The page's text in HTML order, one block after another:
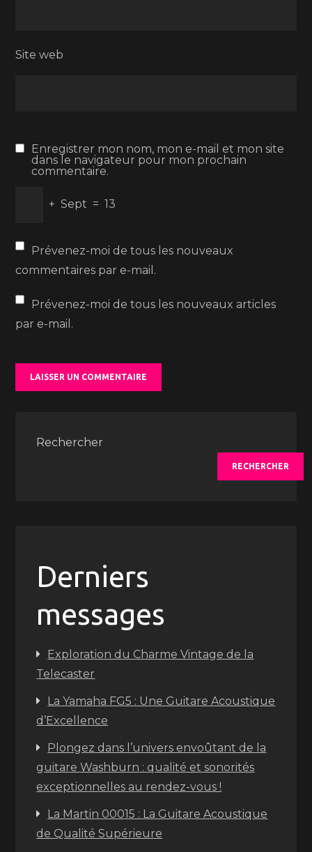
Site web
Enregistrer mon nom, mon e-mail et mon site
dans le navigateur pour mon prochain
commentaire.
+ Sept = 13
Prévenez-moi de tous les nouveaux
commentaires par e-mail.
Prévenez-moi de tous les nouveaux articles
par e-mail.
Rechercher
RECHERCHER
Derniers
messages
Exploration du Charme Vintage de la
Telecaster
La Yamaha FG5 : Une Guitare Acoustique
d’Excellence
Plongez dans l’univers envoûtant de la
guitare Washburn : qualité et sonorités
exceptionnelles au rendez-vous !
La Martin 00015 : La Guitare Acoustique
de Qualité Supérieure